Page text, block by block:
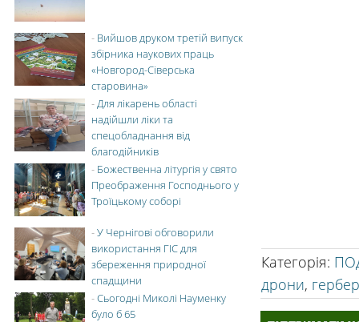
Категорія:
дрони,
- Вийшов друком третій випуск
збірника наукових праць
«Новгород-Сіверська
старовина»
-Для лікарень області
надійшли ліки та
спецобладнання від
благодійників
- Божественна літургія у свято
Преображення Господнього у
Троїцькому соборі
-У Чернігові обговорили
використання ГІС для
збереження природної
спадщини
-Сьогодні Миколі Науменку
було б 65